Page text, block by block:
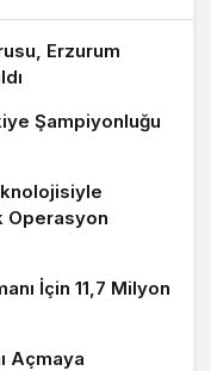
Erzurum
Şampiyonluğu
Operasyon
İçin 11,7 Milyon
Açmaya